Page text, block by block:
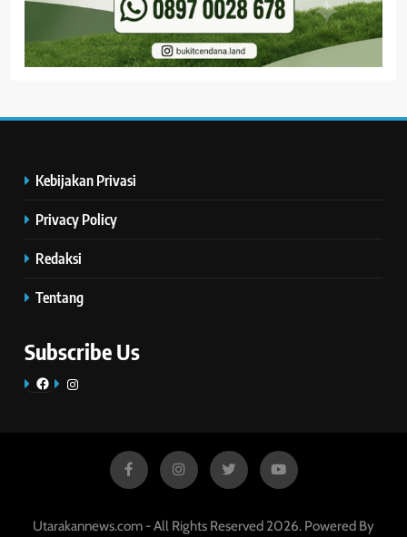
Kebijakan Privasi
Privacy Policy
Redaksi
Tentang
Subscribe Us
FacebookInstagram
Utarakannews.com - All Rights Reserved 2026. Powered By